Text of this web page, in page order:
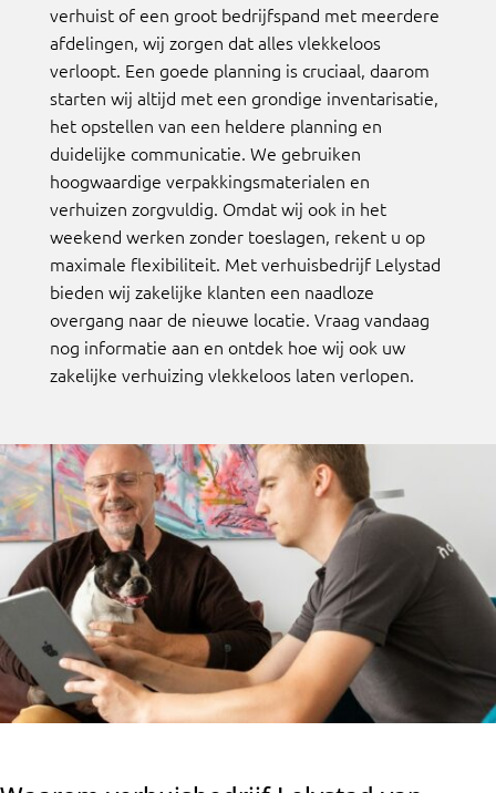
verhuist of een groot bedrijfspand met meerdere
afdelingen, wij zorgen dat alles vlekkeloos
verloopt. Een goede planning is cruciaal, daarom
starten wij altijd met een grondige inventarisatie,
het opstellen van een heldere planning en
duidelijke communicatie. We gebruiken
hoogwaardige verpakkingsmaterialen en
verhuizen zorgvuldig. Omdat wij ook in het
weekend werken zonder toeslagen, rekent u op
maximale flexibiliteit. Met verhuisbedrijf Lelystad
bieden wij zakelijke klanten een naadloze
overgang naar de nieuwe locatie. Vraag vandaag
nog informatie aan en ontdek hoe wij ook uw
zakelijke verhuizing vlekkeloos laten verlopen.